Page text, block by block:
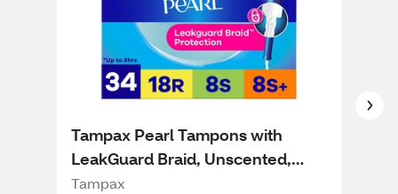
Tampax Pearl Tampons with
LeakGuard Braid, Unscented,
Regular/Super/Super Plus, 34 CT
Tampax